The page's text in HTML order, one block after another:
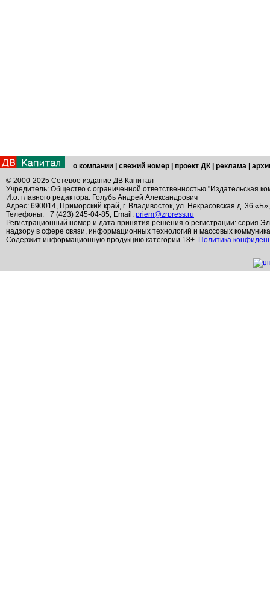
о компании свежий номер проект ДК реклама
© 2000-2025 Сетевое издание ДВ Капитал
Учредитель: Общество с ограниченной ответственностью "Издательская
И.о. главного редактора: Голубь Андрей Александрович
Адрес: 690014, Приморский край, г. Владивосток, ул. Некрасовская д. 36
Телефоны: +7 (423) 245-04-85; Email: priem@zrpress.ru
Регистрационный номер и дата принятия решения о регистрации: серия
надзору в сфере связи, информационных технологий и массовых
Содержит информационную продукцию категории 18+. Политика